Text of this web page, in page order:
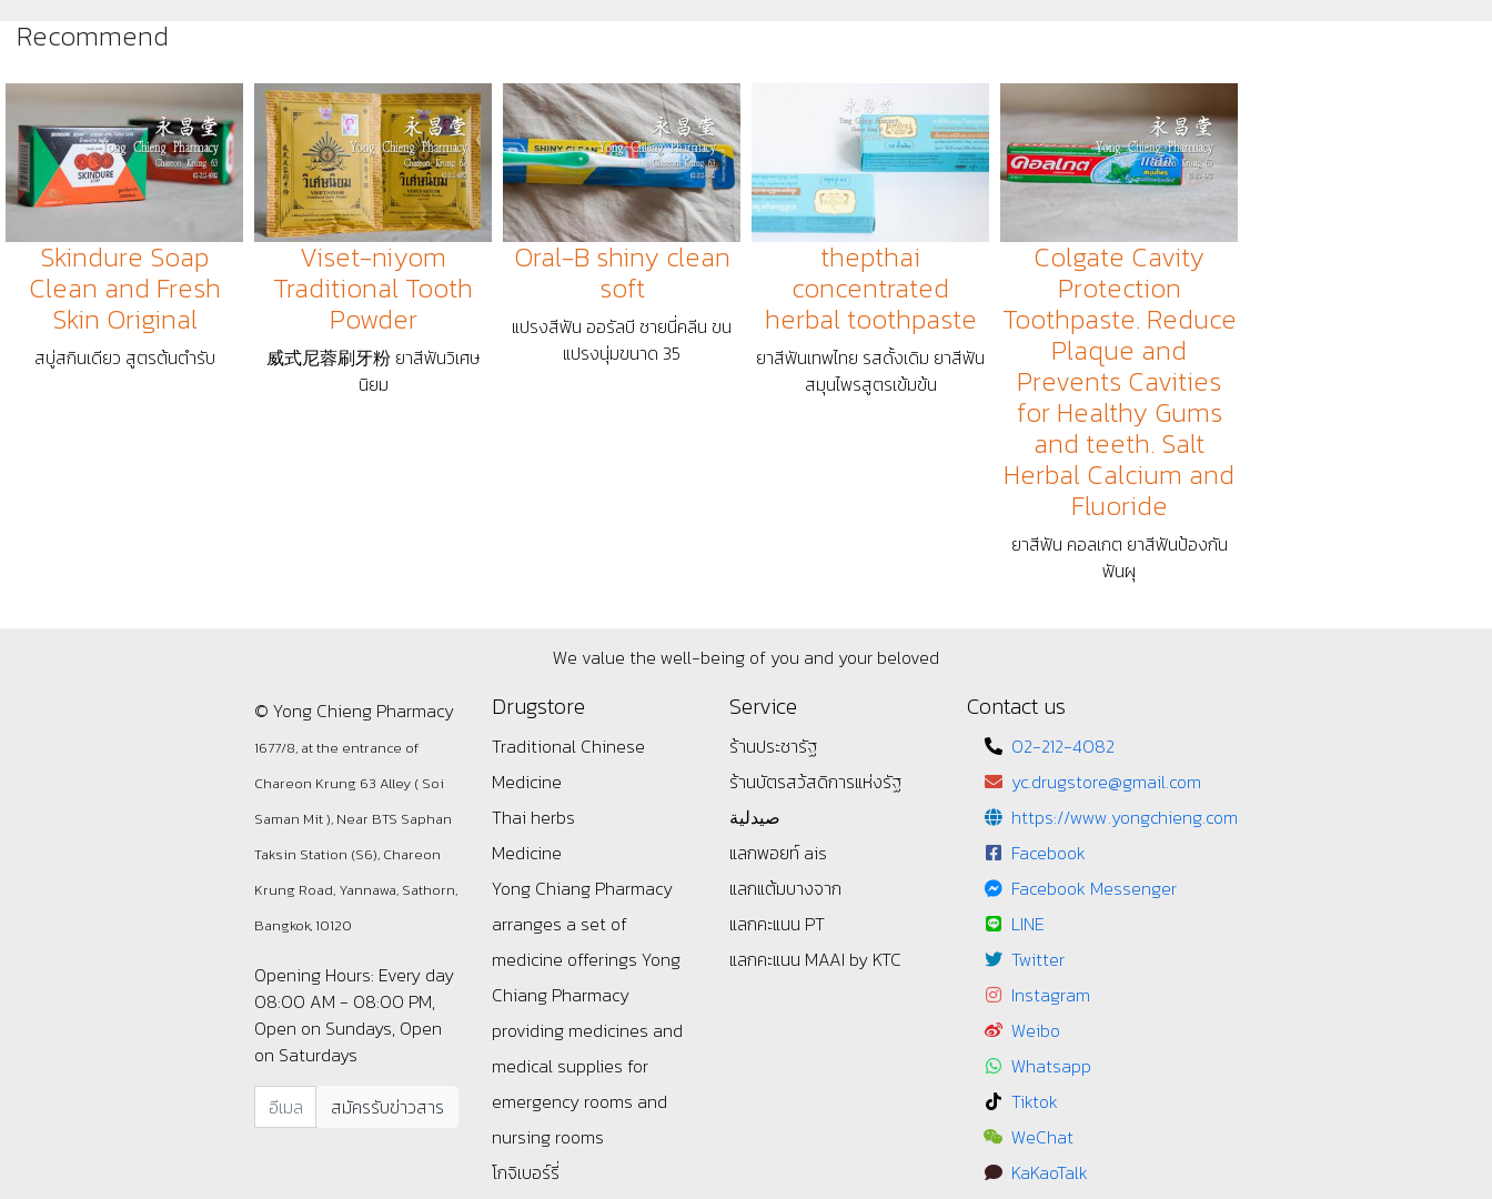
Recommend
Skindure Soap
Clean and Fresh
Skin Original
สบู่สกินเดียว สูตรต้นตำรับ
Viset-niyom
Traditional Tooth
Powder
威式尼蓉刷牙粉 ยาสีฟันวิเศษ
นิยม
Oral-B shiny clean
soft
แปรงสีฟัน ออรัลบี ชายนี่คลีน ขน
แปรงนุ่มขนาด 35
thepthai
concentrated
herbal toothpaste
ยาสีฟันเทพไทย รสดั้งเดิม ยาสีฟัน
สมุนไพรสูตรเข้มข้น
Colgate Cavity
Protection
Toothpaste. Reduce
Plaque and
Prevents Cavities
for Healthy Gums
and teeth. Salt
Herbal Calcium and
Fluoride
ยาสีฟัน คอลเกต ยาสีฟันป้องกัน
ฟันผุ
We value the well-being of you and your beloved
© Yong Chieng Pharmacy
1677/8, at the entrance of
Chareon Krung 63 Alley ( Soi
Saman Mit ), Near BTS Saphan
Taksin Station (S6), Chareon
Krung Road, Yannawa, Sathorn,
Bangkok, 10120
Opening Hours: Every day
08:00 AM - 08:00 PM,
Open on Sundays, Open
on Saturdays
Drugstore
Traditional Chinese
Medicine
Thai herbs
Medicine
Yong Chiang Pharmacy
arranges a set of
medicine offerings Yong
Chiang Pharmacy
providing medicines and
medical supplies for
emergency rooms and
nursing rooms
โกจิเบอร์รี่
Service
ร้านประชารัฐ
ร้านบัตรสว้สดิการแห่งรัฐ
صيدلية
แลกพอยท์ ais
แลกแต้มบางจาก
แลกคะแนน PT
แลกคะแนน MAAI by KTC
Contact us
02-212-4082
yc.drugstore@gmail.com
https://www.yongchieng.com
Facebook
Facebook Messenger
LINE
Twitter
Instagram
Weibo
Whatsapp
Tiktok
WeChat
KaKaoTalk